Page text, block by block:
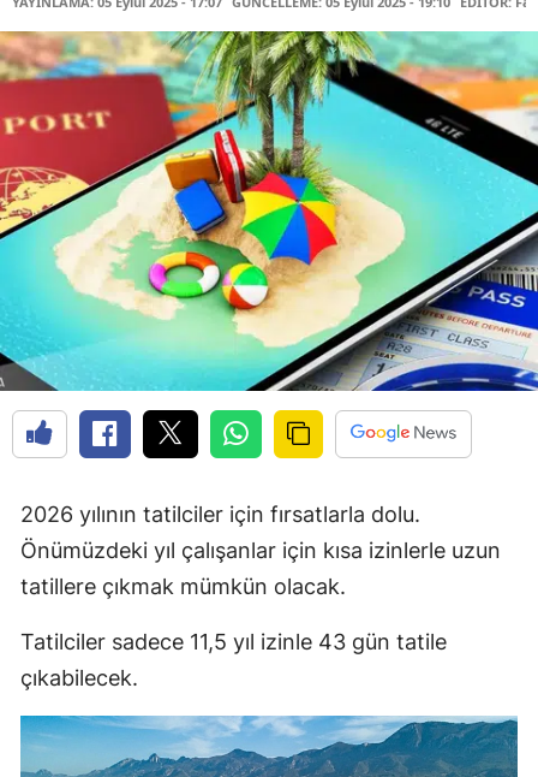
2026 yılının tatilciler için fırsatlarla dolu.
Önümüzdeki yıl çalışanlar için kısa izinlerle uzun
tatillere çıkmak mümkün olacak.
Tatilciler sadece 11,5 yıl izinle 43 gün tatile
çıkabilecek.